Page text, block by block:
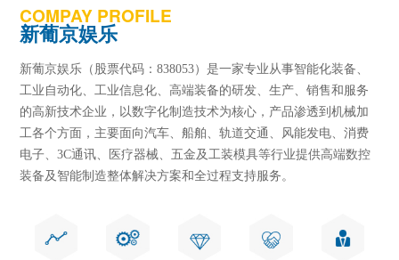
COMPAY PROFILE
新葡京娱乐
新葡京娱乐（股票代码：838053）是一家专业从事智能化装备、
工业自动化、工业信息化、高端装备的研发、生产、销售和服务
的高新技术企业，以数字化制造技术为核心，产品渗透到机械加
工各个方面，主要面向汽车、船舶、轨道交通、风能发电、消费
电子、3C通讯、医疗器械、五金及工装模具等行业提供高端数控
装备及智能制造整体解决方案和全过程支持服务。